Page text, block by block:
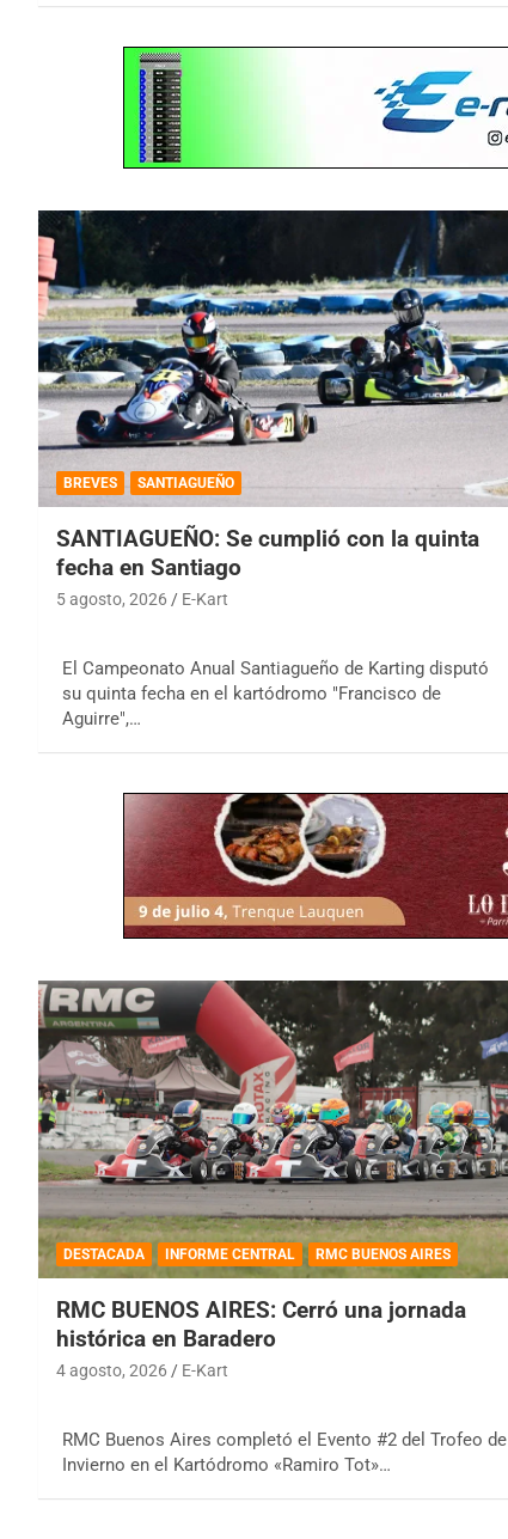
BREVES SANTIAGUEÑO
SANTIAGUEÑO: Se cumplió con la quinta
fecha en Santiago
5 agosto, 2026 E-Kart
El Campeonato Anual Santiagueño de Karting disputó
su quinta fecha en el kartódromo "Francisco de
Aguirre",…
DESTACADA INFORME CENTRAL RMC BUENOS AIRES
RMC BUENOS AIRES: Cerró una jornada
histórica en Baradero
4 agosto, 2026 E-Kart
RMC Buenos Aires completó el Evento #2 del Trofeo de
Invierno en el Kartódromo «Ramiro Tot»…